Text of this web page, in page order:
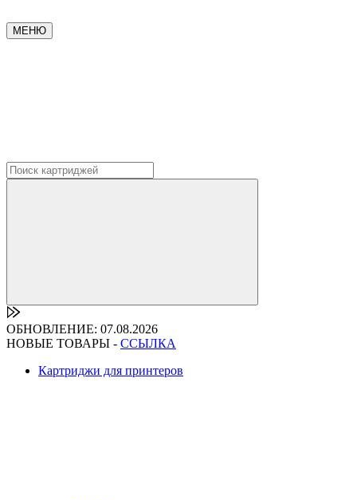
МЕНЮ
ОБНОВЛЕНИЕ: 07.08.2026
НОВЫЕ ТОВАРЫ - ССЫЛКА
Картриджи для принтеров